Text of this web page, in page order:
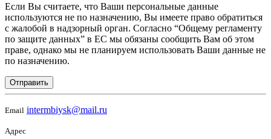
Если Вы считаете, что Ваши персональные данные
используются не по назначению, Вы имеете право обратиться
с жалобой в надзорный орган. Согласно “Общему регламенту
по защите данных” в ЕС мы обязаны сообщить Вам об этом
праве, однако мы не планируем использовать Ваши данные не
по назначению.
Отправить
Email intermbiysk@mail.ru
Адрес